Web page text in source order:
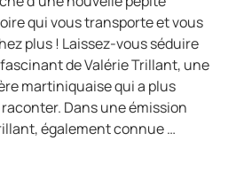
qui vous transporte et vous
plus ! Laissez-vous séduire
de Valérie Trillant, une
martiniquaise qui a plus
Dans une émission
également connue …